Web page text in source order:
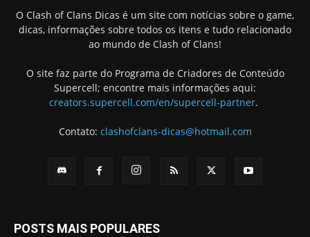
O Clash of Clans Dicas é um site com notícias sobre o game,
dicas, informações sobre todos os itens e tudo relacionado
ao mundo de Clash of Clans!
O site faz parte do Programa de Criadores de Conteúdo
Supercell; encontre mais informações aqui:
creators.supercell.com/en/supercell-partner.
Contato: clashofclans-dicas@hotmail.com
POSTS MAIS POPULARES